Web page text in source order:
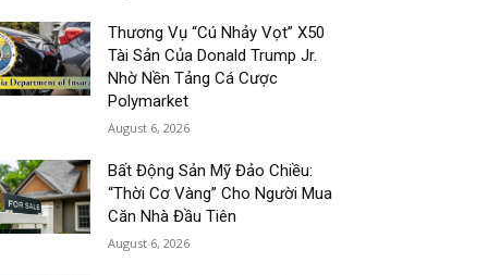
Thương Vụ “Cú Nhảy Vọt” X50
Tài Sản Của Donald Trump Jr.
Nhờ Nền Tảng Cá Cược
Polymarket
August 6, 2026
Bất Động Sản Mỹ Đảo Chiều:
“Thời Cơ Vàng” Cho Người Mua
Căn Nhà Đầu Tiên
August 6, 2026